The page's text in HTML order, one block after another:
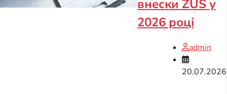
внески ZUS у
2026 році
admin
20.07.2026